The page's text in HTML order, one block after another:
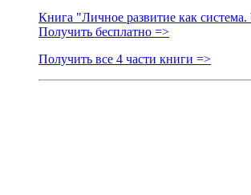
Книга "Личное развитие как
Получить бесплатно =>
Получить все 4 части книги =>